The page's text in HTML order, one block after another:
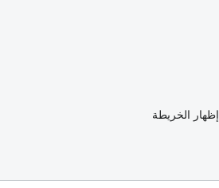
إظهار الخريطة